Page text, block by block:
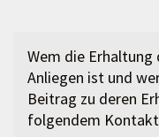
Wem die Erhaltung
Anliegen ist und
Beitrag zu deren
folgendem